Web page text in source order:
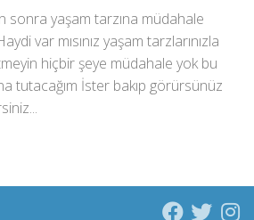
sonra yaşam tarzına müdahale
var mısınız yaşam tarzlarınızla
hiçbir şeye müdahale yok bu
tutacağım İster bakıp görürsünüz